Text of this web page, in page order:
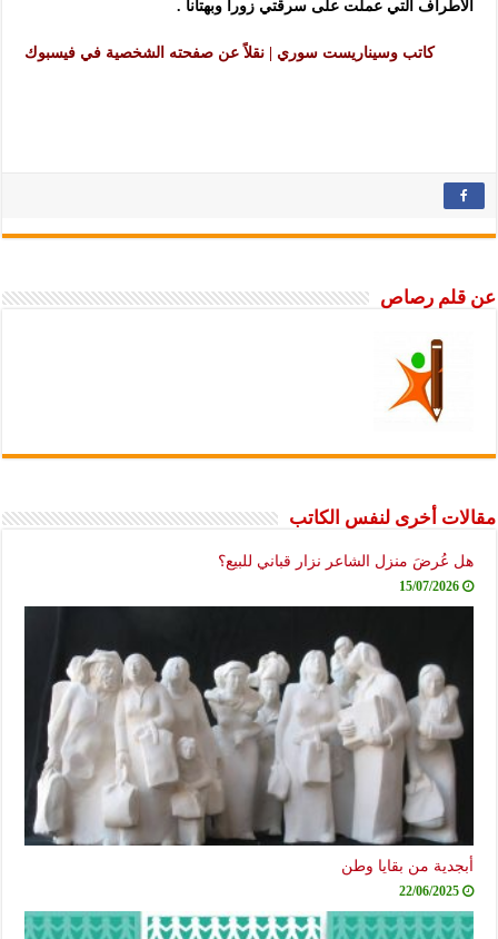
الأطراف التي عملت على سرقتي زوراً وبهتاناً .
كاتب وسيناريست سوري | نقلاً عن صفحته الشخصية في فيسبوك
عن قلم رصاص
مقالات أخرى لنفس الكاتب
هل عُرضَ منزل الشاعر نزار قباني للبيع؟
15/07/2026
أبجدية من بقايا وطن
22/06/2025